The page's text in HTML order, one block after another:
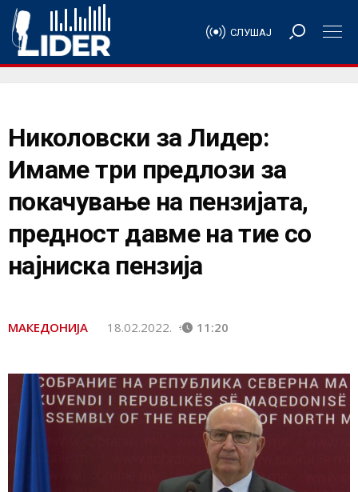
СЛУШАЈ
Николовски за Лидер:
Имаме три предлози за
покачување на пензијата,
предност давме на тие со
најниска пензија
МАКЕДОНИЈА 18.02.2022. 11:20